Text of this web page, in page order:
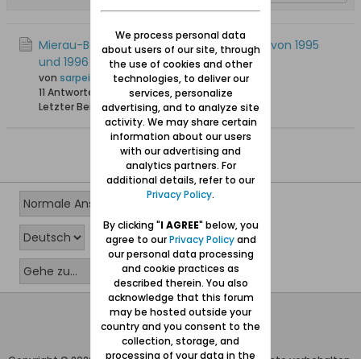
Mierau-Beiträge in den Neuteich-Briefen von 1995
und 1996
von sarpei
11 Antworten
26.686 Hits0 Likes
Letzter Beitrag10.03.2019, 19:28
Wolfgang Naujocks MMXXVI
Powered byvBulletin®
We process personal data
about users of our site, through
the use of cookies and other
technologies, to deliver our
services, personalize
advertising, and to analyze site
activity. We may share certain
information about our users
with our advertising and
analytics partners. For
additional details, refer to our
Privacy Policy.
By clicking "I AGREE" below, you
agree to ourPrivacy Policyand
our personal data processing
and cookie practices as
described therein. You also
acknowledge that this forum
may be hosted outside your
country and you consent to the
collection, storage, and
processing of your data in the